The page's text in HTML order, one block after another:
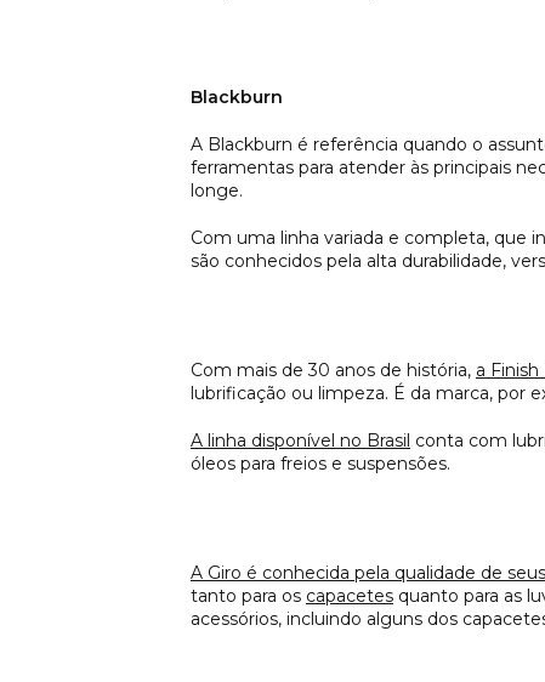
Blackburn
A Blackburn é referência quando o
ferramentas para atender às principais
longe.
Com uma linha variada e completa, que
são conhecidos pela alta durabilidade,
Com mais de 30 anos de história, a
lubrificação ou limpeza. É da marca, por
A linha disponível no Brasil conta com
óleos para freios e suspensões.
A Giro é conhecida pela qualidade de
tanto para os capacetes quanto para as
acessórios, incluindo alguns dos